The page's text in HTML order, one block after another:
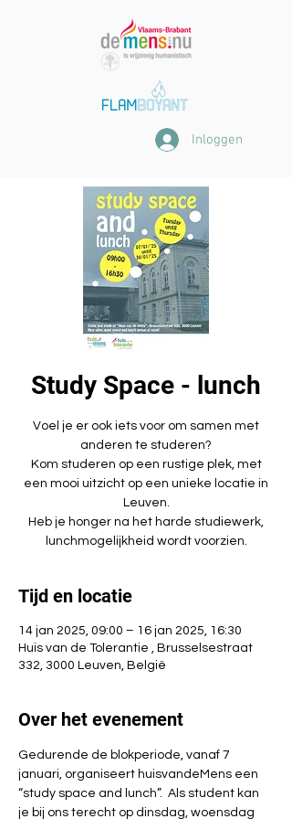
Inloggen
Study Space - lunch
Voel je er ook iets voor om samen met
anderen te studeren?
Kom studeren op een rustige plek, met
een mooi uitzicht op een unieke locatie in
Leuven.
Heb je honger na het harde studiewerk,
Tijd en locatie
14 jan 2025, 09:00 – 16 jan 2025, 16:30
Huis van de Tolerantie , Brusselsestraat
332, 3000 Leuven, België
Over het evenement
Gedurende de blokperiode, vanaf 7
januari, organiseert huisvandeMens een
“study space and lunch”.  Als student kan
je bij ons terecht op dinsdag, woensdag